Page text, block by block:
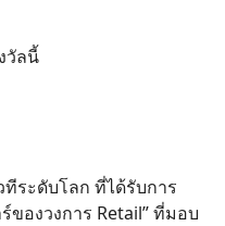
วัลนี้
ทีระดับโลก ที่ได้รับการ
ของวงการ Retail” ที่มอบ